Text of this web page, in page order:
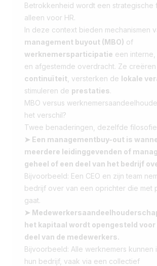
Betrokkenheid wordt een strategische
alleen voor HR.
In deze context bieden mechanismen
management buyout (MBO) of
werknemersparticipatie een
en afgestemde overdracht. Ze creëren
continuïteit , versterken de lokale
stimuleren de prestaties.
MBO versus
het verschil?
Twee benaderingen, dezelfde
➤ Een managementbuy-out is
meerdere leidinggevenden of
geheel of een deel van het bedrijf
Bijvoorbeeld: Een CEO en zijn team
bedrijf over van een oprichter die met
gaat.
➤
het kapitaal wordt opengesteld voor
deel van de medewerkers.
Bijvoorbeeld: Alle werknemers kunnen
hun bedrijf, vaak via een collectief